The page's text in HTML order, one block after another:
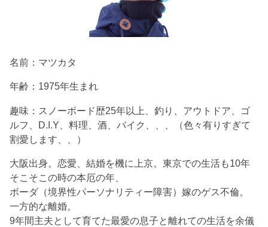
名前：マツカタ
年齢：1975年生まれ
趣味：スノーボード歴25年以上、釣り、アウトドア、ゴ
ルフ、D.I.Y、料理、酒、バイク、、、（色々有りすぎて
割愛します、、）
大阪出身。恋愛、結婚を機に上京。東京での生活も10年
そこそこの時の本厄の年、
ボーダ（境界性パーソナリティー障害）嫁のゲス不倫。
一方的な離婚。
9年間主夫として育てた最愛の息子と離れての生活を余儀